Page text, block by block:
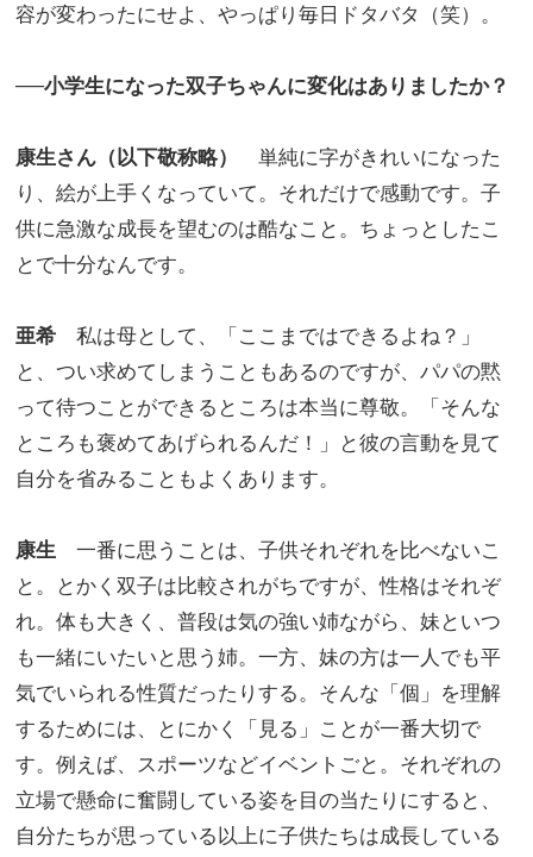
容が変わったにせよ、やっぱり毎日ドタバタ（笑）。
──小学生になった双子ちゃんに変化はありましたか？
康生さん（以下敬称略）
単純に字がきれいになった
り、絵が上手くなっていて。それだけで感動です。子
供に急激な成長を望むのは酷なこと。ちょっとしたこ
とで十分なんです。
亜希 私は母として、「ここまではできるよね？」
と、つい求めてしまうこともあるのですが、パパの黙
って待つことができるところは本当に尊敬。「そんな
ところも褒めてあげられるんだ！」と彼の言動を見て
自分を省みることもよくあります。
康生 一番に思うことは、子供それぞれを比べないこ
と。とかく双子は比較されがちですが、性格はそれぞ
れ。体も大きく、普段は気の強い姉ながら、妹といつ
も一緒にいたいと思う姉。一方、妹の方は一人でも平
気でいられる性質だったりする。そんな「個」を理解
するためには、とにかく「見る」ことが一番大切で
す。例えば、スポーツなどイベントごと。それぞれの
立場で懸命に奮闘している姿を目の当たりにすると、
自分たちが思っている以上に子供たちは成長している